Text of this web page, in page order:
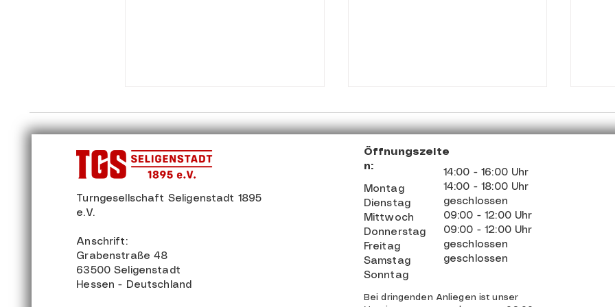
Achter Platz bei den
Deutschen Meisterschaften
für Linus Wörth!
Turngesellschaft Seligenstadt 1895
e.V.
Anschrift:
Grabenstraße 48
63500 Seligenstadt
Hessen - Deutschland
Öffnungszeite
n:
Montag
Dienstag
Mittwoch
Donnerstag
Freitag
Samstag
Sonntag
14:00 - 16:00 Uhr
14:00 - 18:00 Uhr
geschlossen
09:00 - 12:00 Uhr
09:00 - 12:00 Uhr
geschlossen
geschlossen
Bei dringenden Anliegen ist unser